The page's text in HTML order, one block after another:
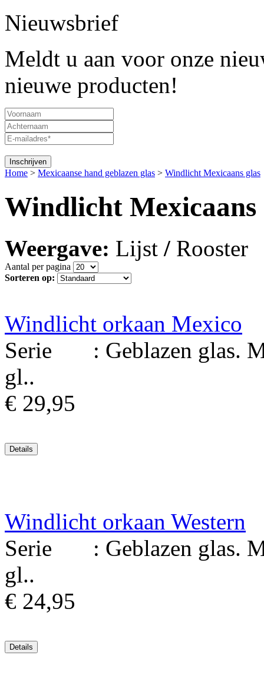
Nieuwsbrief
Meldt u aan voor onze
nieuwe producten!
Home > Mexicaanse hand geblazen glas > Windlicht Mexicaans glas
Windlicht Mexicaans
Weergave: Lijst / Rooster
Aantal per pagina
Sorteren op:
Windlicht orkaan Mexico
Serie : Geblazen glas.
gl..
€ 29,95
Windlicht orkaan Western
Serie : Geblazen glas.
gl..
€ 24,95